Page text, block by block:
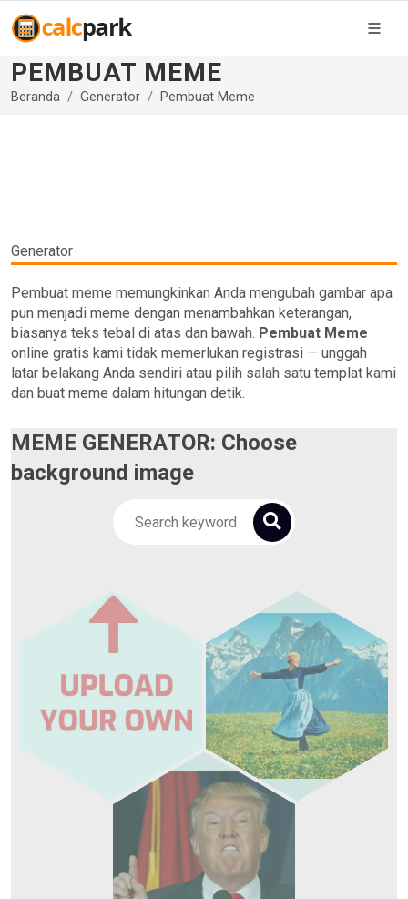
PEMBUAT MEME
Beranda Generator Pembuat Meme
Generator
Pembuat meme memungkinkan Anda mengubah gambar apa
pun menjadi meme dengan menambahkan keterangan,
biasanya teks tebal di atas dan bawah. Pembuat Meme
online gratis kami tidak memerlukan registrasi — unggah
latar belakang Anda sendiri atau pilih salah satu templat kami
dan buat meme dalam hitungan detik.
MEME GENERATOR: Choose
background image